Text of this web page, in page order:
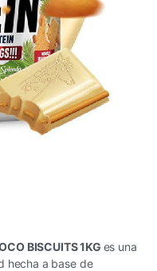
BISCUITS 1KG es una
hecha a base de